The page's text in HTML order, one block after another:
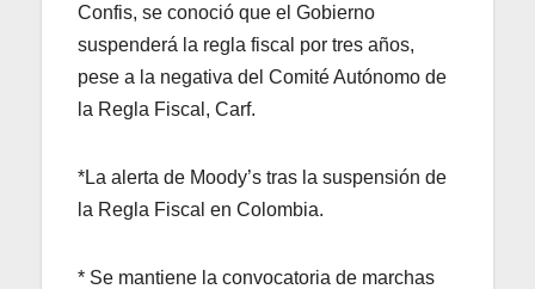
Confis, se conoció que el Gobierno
suspenderá la regla fiscal por tres años,
pese a la negativa del Comité Autónomo de
la Regla Fiscal, Carf.
*La alerta de Moody’s tras la suspensión de
la Regla Fiscal en Colombia.
* Se mantiene la convocatoria de marchas